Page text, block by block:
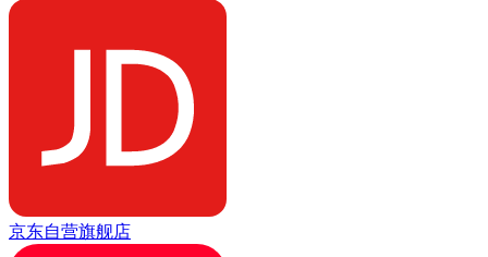
京东自营旗舰店